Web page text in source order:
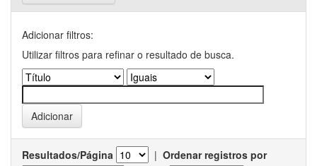
Adicionar filtros:
Utilizar filtros para refinar o resultado de busca.
Resultados/Página | Ordenar registros por